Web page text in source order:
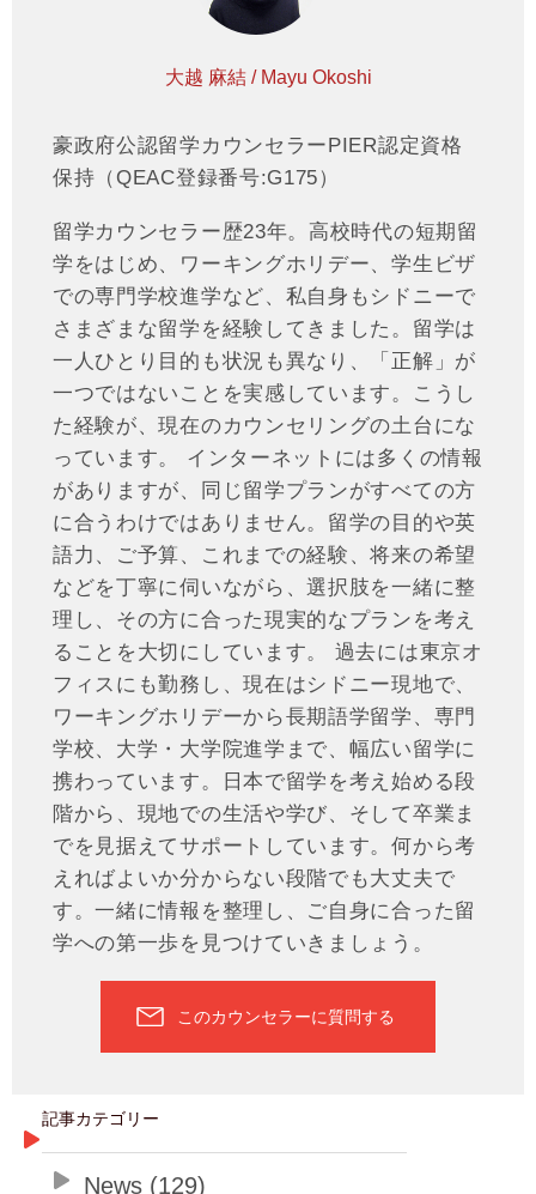
大越 麻結 / Mayu Okoshi
豪政府公認留学カウンセラーPIER認定資格
保持（QEAC登録番号:G175）
留学カウンセラー歴23年。高校時代の短期留
学をはじめ、ワーキングホリデー、学生ビザ
での専門学校進学など、私自身もシドニーで
さまざまな留学を経験してきました。留学は
一人ひとり目的も状況も異なり、「正解」が
一つではないことを実感しています。こうし
た経験が、現在のカウンセリングの土台にな
っています。 インターネットには多くの情報
がありますが、同じ留学プランがすべての方
に合うわけではありません。留学の目的や英
語力、ご予算、これまでの経験、将来の希望
などを丁寧に伺いながら、選択肢を一緒に整
理し、その方に合った現実的なプランを考え
ることを大切にしています。 過去には東京オ
フィスにも勤務し、現在はシドニー現地で、
ワーキングホリデーから長期語学留学、専門
学校、大学・大学院進学まで、幅広い留学に
携わっています。日本で留学を考え始める段
階から、現地での生活や学び、そして卒業ま
でを見据えてサポートしています。何から考
えればよいか分からない段階でも大丈夫で
す。一緒に情報を整理し、ご自身に合った留
学への第一歩を見つけていきましょう。
このカウンセラーに質問する
記事カテゴリー
News (129)